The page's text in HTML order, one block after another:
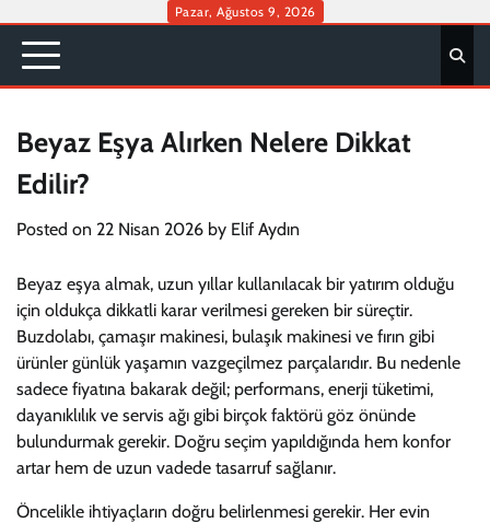
content
Pazar, Ağustos 9, 2026
Beyaz Eşya Alırken Nelere Dikkat
Edilir?
Posted on 22 Nisan 2026 by Elif Aydın
Beyaz eşya almak, uzun yıllar kullanılacak bir yatırım olduğu
için oldukça dikkatli karar verilmesi gereken bir süreçtir.
Buzdolabı, çamaşır makinesi, bulaşık makinesi ve fırın gibi
ürünler günlük yaşamın vazgeçilmez parçalarıdır. Bu nedenle
sadece fiyatına bakarak değil; performans, enerji tüketimi,
dayanıklılık ve servis ağı gibi birçok faktörü göz önünde
bulundurmak gerekir. Doğru seçim yapıldığında hem konfor
artar hem de uzun vadede tasarruf sağlanır.
Öncelikle ihtiyaçların doğru belirlenmesi gerekir. Her evin